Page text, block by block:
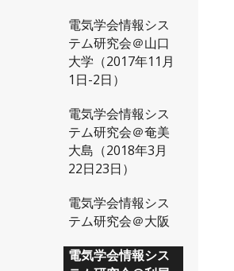
電気学会情報シス
テム研究会＠山口
大学（2017年11月
1日-2日）
電気学会情報シス
テム研究会＠奄美
大島（2018年3月
22日23日）
電気学会情報シス
テム研究会＠大阪
電気学会情報シス